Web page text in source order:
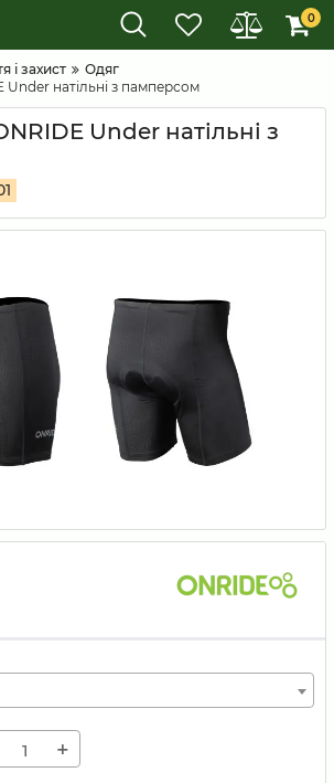
0
і захист
Одяг
Under натільні з памперсом
Under натільні з
+